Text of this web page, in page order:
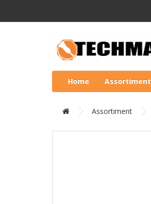
Home Assortiment
Assortiment